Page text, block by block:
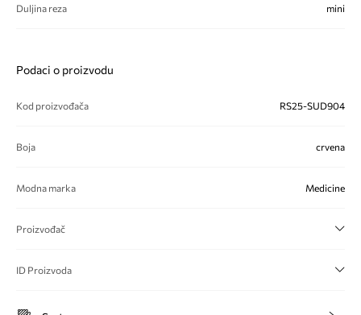
Duljina reza mini
Podaci o proizvodu
Kod proizvođača RS25-SUD904
Boja crvena
Modna marka Medicine
Proizvođač
ID Proizvoda